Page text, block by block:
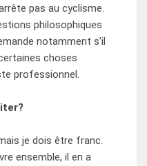
pas au cyclisme.
philosophiques
notamment s’il
choses
professionnel.
je dois être franc.
ensemble, il en a